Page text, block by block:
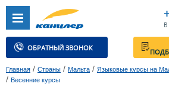
В
ОБРАТНЫЙ ЗВОНОК
Главная / Страны / Мальта / Языковые курсы на
/ Весенние курсы